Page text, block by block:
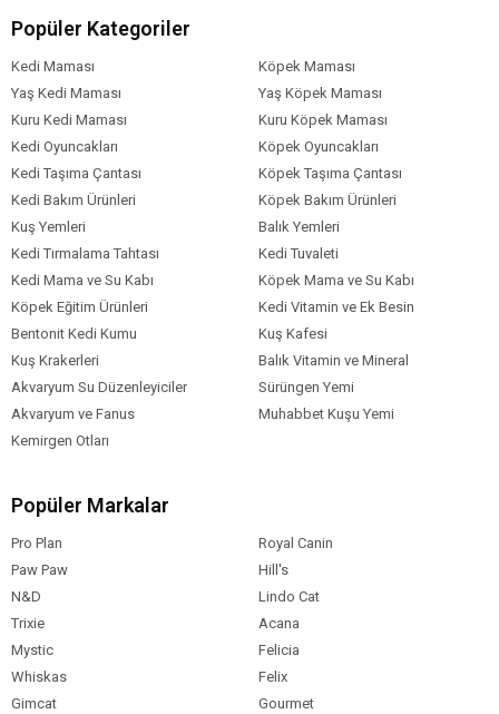
Vitaminler
Mineraller
Kedi Yaş Aralığı Yetişkin (1-7 Yaş)
Kedi Maması
Formu
Tahıl Oranı
Gereksinim
Kilolu İdrar Yolları Tüy ve Deri
Kedi Maması
Kedi Maması
Paket Boyutu
0-5 kg
Kedi Irk Özelliği
Popüler Kategoriler
Kedi Maması
Köpek Maması
Yaş Kedi Maması
Yaş Köpek Maması
Kuru Kedi Maması
Kuru Köpek Maması
Kedi Oyuncakları
Köpek Oyuncakları
Kedi Taşıma Çantası
Köpek Taşıma Çantası
Kedi Bakım Ürünleri
Köpek Bakım Ürünleri
Kuş Yemleri
Balık Yemleri
Kedi Tırmalama Tahtası
Kedi Tuvaleti
Kedi Mama ve Su Kabı
Köpek Mama ve Su Kabı
Köpek Eğitim Ürünleri
Kedi Vitamin ve Ek Besin
Bentonit Kedi Kumu
Kuş Kafesi
Kuş Krakerleri
Balık Vitamin ve Mineral
Akvaryum Su Düzenleyiciler
Sürüngen Yemi
Akvaryum ve Fanus
Muhabbet Kuşu Yemi
Kemirgen Otları
Popüler Markalar
Pro Plan
Royal Canin
Paw Paw
Hill's
N&D
Lindo Cat
Trixie
Acana
Mystic
Felicia
Whiskas
Felix
Gimcat
Gourmet